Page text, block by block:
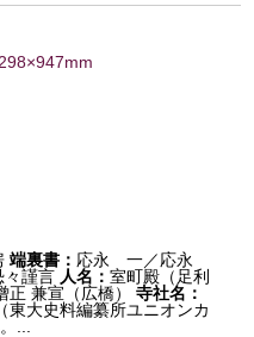
端裏書： 応永 一／応永
々謹言 人名：室町殿（足利
兼宣（広橋）
寺社名：
（東大史料編纂所ユニオンカ
...